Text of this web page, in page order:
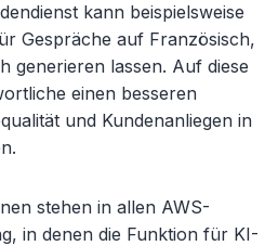
kann beispielsweise
Gespräche auf Französisch,
generieren lassen. Auf diese
einen besseren
und Kundenanliegen in
stehen in allen AWS-
in denen die Funktion für KI-